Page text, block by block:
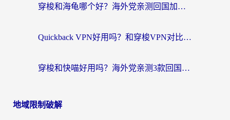
穿梭和海龟哪个好？海外党亲测回国加速器，附电脑免费VPN推荐
Quickback VPN好用吗？和穿梭VPN对比哪个回国效果更好？海外党必看的真实测评与选择指南
穿梭和快喵好用吗？海外党亲测3款回国加速器，附日本回国VPN避坑指南
地域限制破解